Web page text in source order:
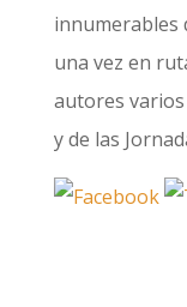
innumerables
una vez en
autores varios
y de las